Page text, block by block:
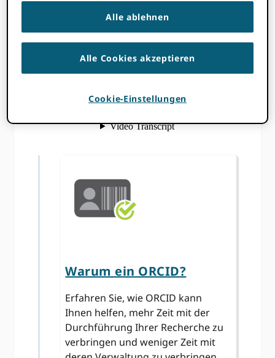
Warum ein ORCID?
Erfahren Sie, wie ORCID kann
Ihnen helfen, mehr Zeit mit der
Durchführung Ihrer Recherche zu
verbringen und weniger Zeit mit
Alle ablehnen
Alle Cookies akzeptieren
Cookie-Einstellungen